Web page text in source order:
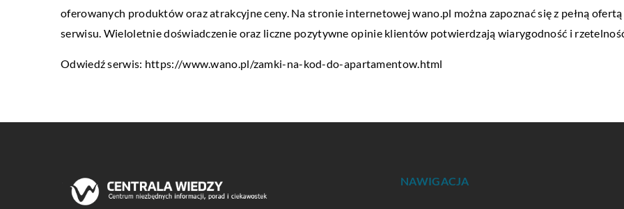
oferowanych produktów oraz atrakcyjne ceny. Na stronie internetowej wano.pl można zapoznać się z pełną
serwisu. Wieloletnie doświadczenie oraz liczne pozytywne opinie klientów potwierdzają wiarygodność i
Odwiedź serwis: https://www.wano.pl/zamki-na-kod-do-apartamentow.html
NAWIGACJA